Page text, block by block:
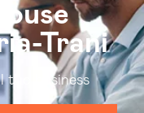
Trani
tuo business